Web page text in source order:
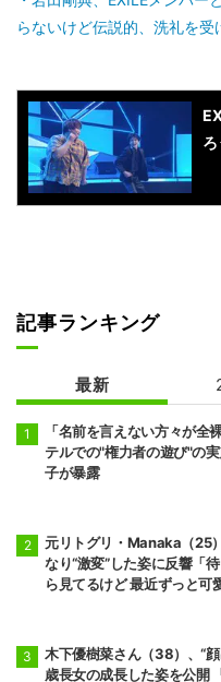
らないけど伝説的、洗礼を受
ろ
記事ランキング
最新
「名前を言えない方々が全
テルでの"権力者の遊び"の
子が暴露
元リトグリ・Manaka（25
なり“激変”した姿に反響「
ら見てるけど 最近ずっと可
木下優樹菜さん（38）、“
歳長女の成長した姿を公開